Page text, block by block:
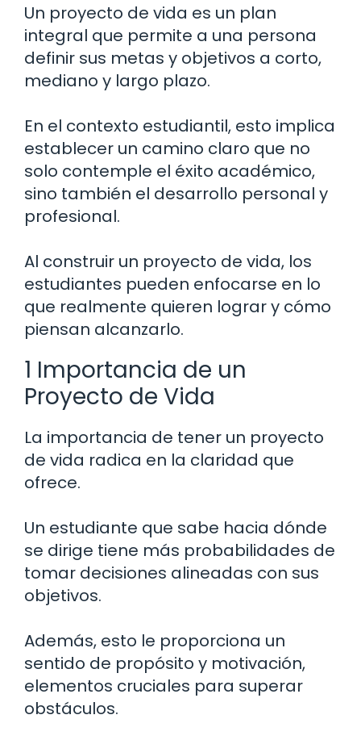
Un proyecto de vida es un plan
integral que permite a una persona
definir sus metas y objetivos a corto,
mediano y largo plazo.
En el contexto estudiantil, esto implica
establecer un camino claro que no
solo contemple el éxito académico,
sino también el desarrollo personal y
profesional.
Al construir un proyecto de vida, los
estudiantes pueden enfocarse en lo
que realmente quieren lograr y cómo
piensan alcanzarlo.
1 Importancia de un
Proyecto de Vida
La importancia de tener un proyecto
de vida radica en la claridad que
ofrece.
Un estudiante que sabe hacia dónde
se dirige tiene más probabilidades de
tomar decisiones alineadas con sus
objetivos.
Además, esto le proporciona un
sentido de propósito y motivación,
elementos cruciales para superar
obstáculos.